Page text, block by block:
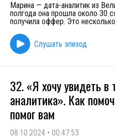
Марина — дата-аналитик из
полгода она прошла около 30
получила оффер. Это
Слушать эпизод
32. «Я хочу увидеть в
аналитика». Как
помог вам
08.10.2024 • 00:47:53